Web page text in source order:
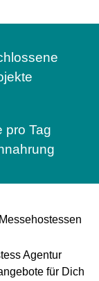
pro Tag
Agentur
für Dich